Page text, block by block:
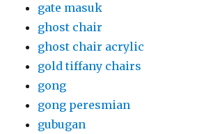
gate masuk
ghost chair
ghost chair acrylic
gold tiffany chairs
gong
gong peresmian
gubugan